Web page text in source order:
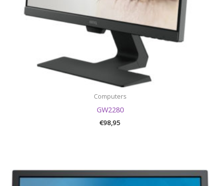
Computers
GW2280
€98,95